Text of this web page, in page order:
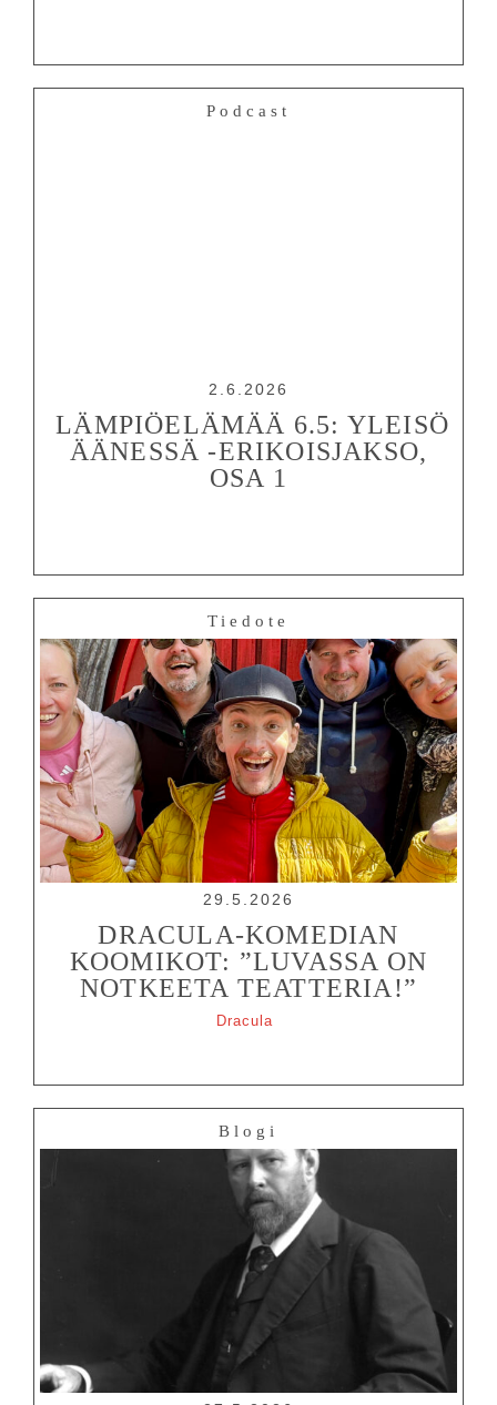
Podcast
2.6.2026
LÄMPIÖELÄMÄÄ 6.5: YLEISÖ
ÄÄNESSÄ -ERIKOISJAKSO,
OSA 1
Tiedote
29.5.2026
DRACULA-KOMEDIAN
KOOMIKOT: ”LUVASSA ON
NOTKEETA TEATTERIA!”
Dracula
Blogi